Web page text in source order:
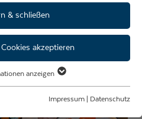
& schließen
akzeptieren
Funktionen der Webseite
anzeigen
Impressum Datenschutz